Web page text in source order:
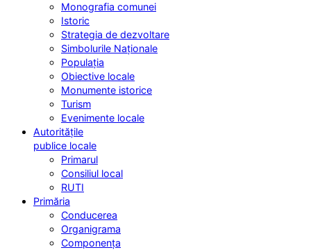
Monografia comunei
Istoric
Strategia de dezvoltare
Simbolurile Naționale
Populația
Obiective locale
Monumente istorice
Turism
Evenimente locale
Autoritățile
publice locale
Primarul
Consiliul local
RUTI
Primăria
Conducerea
Organigrama
Componența